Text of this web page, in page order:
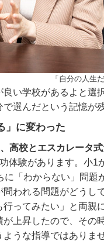
「自分の人生
い学校があるよと選
選んだという記憶が
」に変わった
高校とエスカレータ
験があります。小1
「わからない」問題
われる問題がどう
ってみたい」と両
上昇したので、その
うな指導ではあり